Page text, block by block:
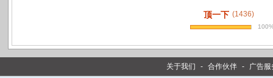
顶一下 (1436)
关于我们 - 合作伙伴 - 广告服